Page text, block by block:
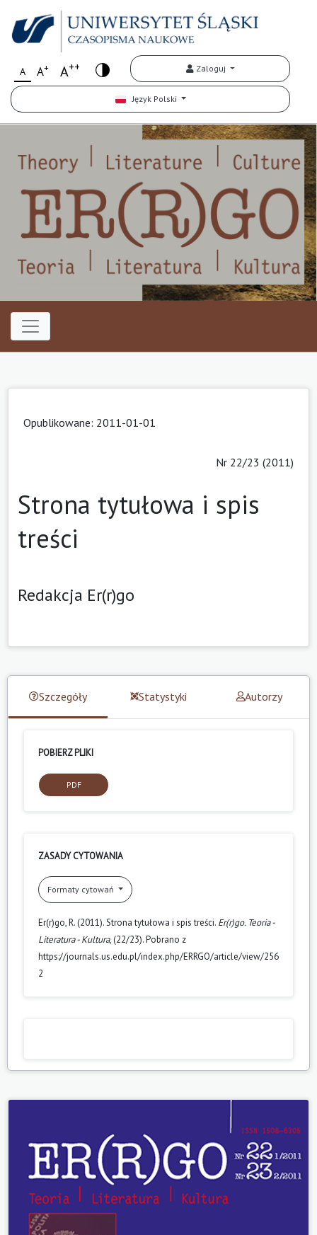
A A+ A++ Zaloguj
Język Polski
Opublikowane: 2011-01-01
Nr 22/23 (2011)
Strona tytułowa i spis
treści
Redakcja Er(r)go
Szczegóły Statystyki Autorzy
POBIERZ PLIKI
PDF
ZASADY CYTOWANIA
Formaty cytowań
Er(r)go, R. (2011). Strona tytułowa i spis treści. Er(r)go. Teoria -
Literatura - Kultura, (22/23). Pobrano z
https://journals.us.edu.pl/index.php/ERRGO/article/view/256
2